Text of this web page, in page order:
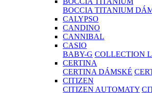
BOCCIA TITANIUM
CALYPSO
CANDINO
CANNIBAL
CASIO
BABY-G COLLECTION
CERTINA
CERTINA DÁMSKÉ
CITIZEN
CITIZEN AUTOMATY